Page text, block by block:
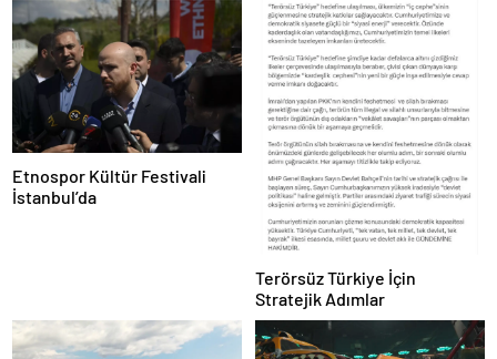
Etnospor Kültür Festivali
İstanbul’da
Terörsüz Türkiye İçin
Stratejik Adımlar